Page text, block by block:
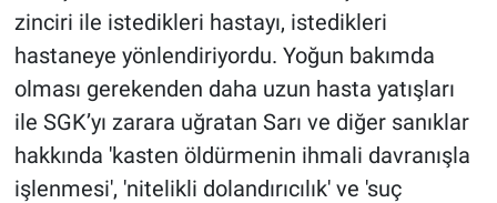
zinciri ile istedikleri hastayı, istedikleri
hastaneye yönlendiriyordu. Yoğun bakımda
olması gerekenden daha uzun hasta yatışları
ile SGK’yı zarara uğratan Sarı ve diğer sanıklar
hakkında 'kasten öldürmenin ihmali davranışla
işlenmesi', 'nitelikli dolandırıcılık' ve 'suç